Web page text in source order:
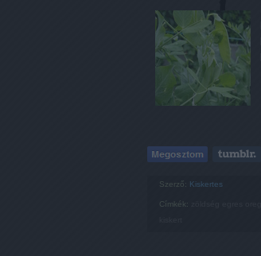
Szerző: Kiskertes
Címkék: